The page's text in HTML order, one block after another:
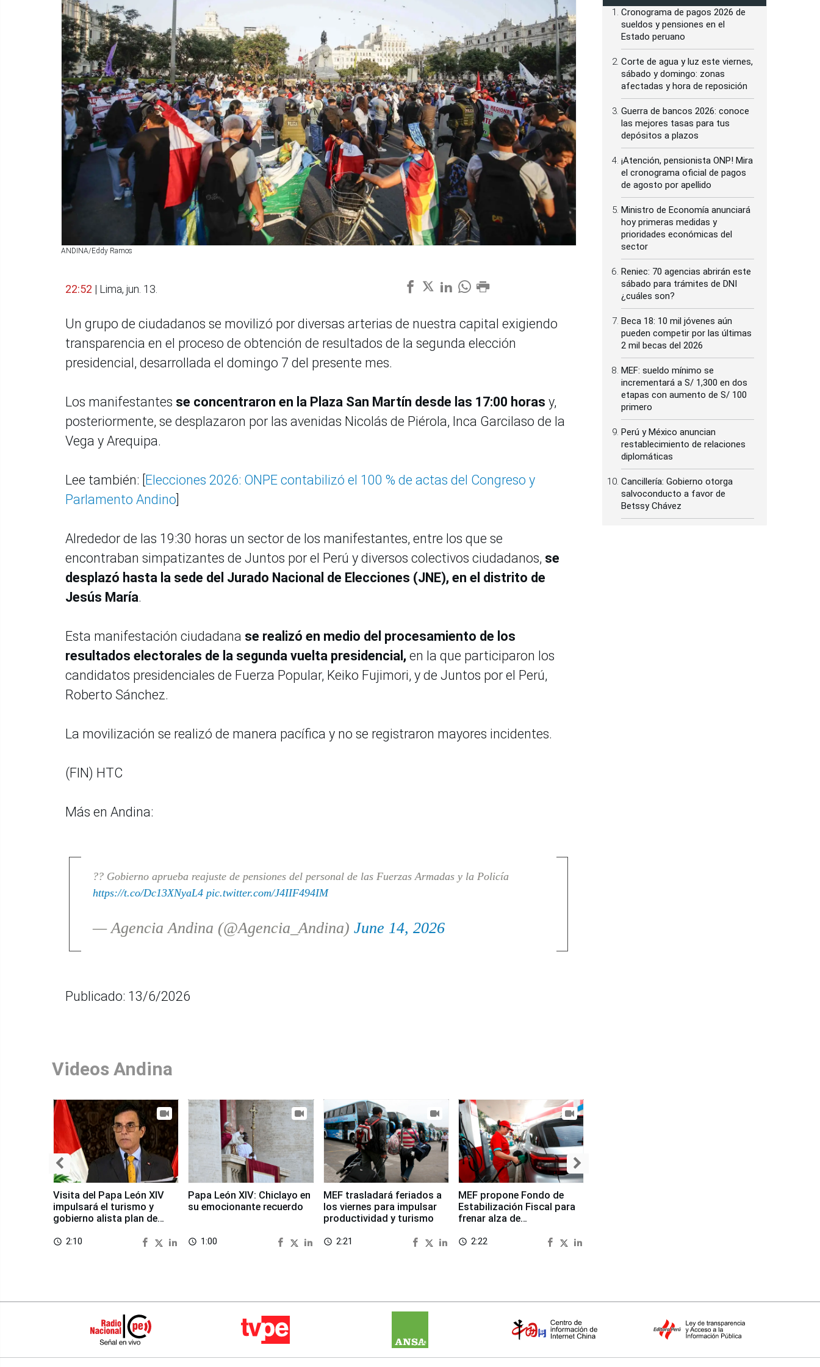
ANDINA/Eddy Ramos
22:52 | Lima, jun. 13.
Un grupo de ciudadanos se movilizó por diversas arterias de nuestra capital exigiendo
transparencia en el proceso de obtención de resultados de la segunda elección
presidencial, desarrollada el domingo 7 del presente mes.
Los manifestantes se concentraron en la Plaza San Martín desde las 17:00 horas y,
posteriormente, se desplazaron por las avenidas Nicolás de Piérola, Inca Garcilaso de la
Vega y Arequipa.
Lee también: [Elecciones 2026: ONPE contabilizó el 100 % de actas del Congreso y
Parlamento Andino]
Alrededor de las 19:30 horas un sector de los manifestantes, entre los que se
encontraban simpatizantes de Juntos por el Perú y diversos colectivos ciudadanos, se
desplazó hasta la sede del Jurado Nacional de Elecciones (JNE), en el distrito de
Jesús María.
Esta manifestación ciudadana se realizó en medio del procesamiento de los
resultados electorales de la segunda vuelta presidencial, en la que participaron los
candidatos presidenciales de Fuerza Popular, Keiko Fujimori, y de Juntos por el Perú,
Roberto Sánchez.
La movilización se realizó de manera pacífica y no se registraron mayores incidentes.
(FIN) HTC
Más en Andina:
?? Gobierno aprueba reajuste de pensiones del personal de las Fuerzas Armadas y la Policía
https://t.co/Dc13XNyaL4 pic.twitter.com/J4IIF494IM
— Agencia Andina (@Agencia_Andina) June 14, 2026
Publicado: 13/6/2026
Videos Andina
Visita del Papa León XIV
impulsará el turismo y
gobierno alista plan de
access_time 2:10
Papa León XIV: Chiclayo en
su emocionante recuerdo
access_time 1:00
MEF trasladará feriados a
los viernes para impulsar
productividad y turismo
access_time 2:21
MEF propone Fondo de
Estabilización Fiscal para
frenar alza de
access_time 2:22
Cronograma de pagos 2026 de
sueldos y pensiones en el
Estado peruano
Corte de agua y luz este viernes,
sábado y domingo: zonas
afectadas y hora de reposición
Guerra de bancos 2026: conoce
las mejores tasas para tus
depósitos a plazos
¡Atención, pensionista ONP! Mira
el cronograma oficial de pagos
de agosto por apellido
Ministro de Economía anunciará
hoy primeras medidas y
prioridades económicas del
sector
Reniec: 70 agencias abrirán este
sábado para trámites de DNI
¿cuáles son?
Beca 18: 10 mil jóvenes aún
pueden competir por las últimas
2 mil becas del 2026
MEF: sueldo mínimo se
incrementará a S/ 1,300 en dos
etapas con aumento de S/ 100
primero
Perú y México anuncian
restablecimiento de relaciones
diplomáticas
Cancillería: Gobierno otorga
salvoconducto a favor de
Betssy Chávez